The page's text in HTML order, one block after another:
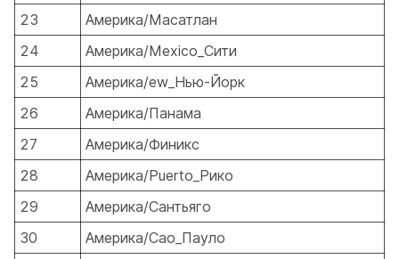
23
Америка/Масатлан
24
Америка/Мexico_Сити
25
Америка/ew_Нью-Йорк
26
Америка/Панама
27
Америка/Финикс
28
Америка/Рuerto_Рико
29
Америка/Сантьяго
30
Америка/Сao_Пауло